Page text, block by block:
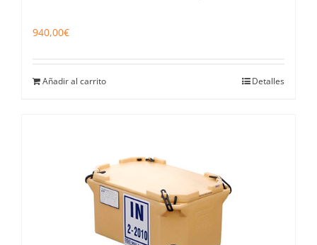
940,00€
Añadir al carrito Detalles